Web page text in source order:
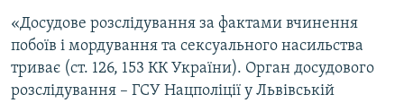
«Досудове розслідування за фактами вчинення
побоїв і мордування та сексуального насильства
триває (ст. 126, 153 КК України). Орган досудового
розслідування – ГСУ Нацполіції у Львівській